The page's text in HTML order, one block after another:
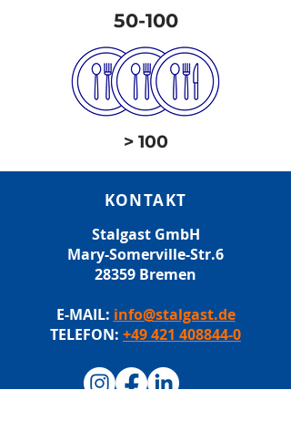
50-100
> 100
KONTAKT
Stalgast GmbH
Mary-Somerville-Str.6
28359 Bremen
E-MAIL: info@stalgast.de
TELEFON: +49 421 408844-0